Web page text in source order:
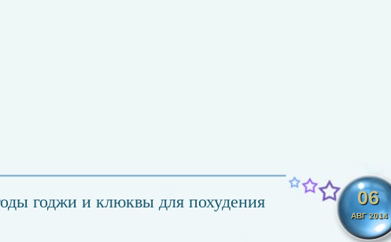
годжи и клюквы для похудения 06
АВГ 2014